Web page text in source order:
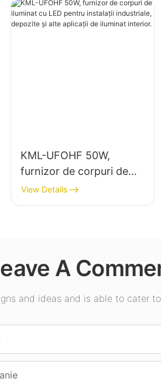
KML-UFOHF 50W,
furnizor de corpuri de
iluminat cu LED pentru
instalații industriale,
View Details
A
and ideas and is able to cater